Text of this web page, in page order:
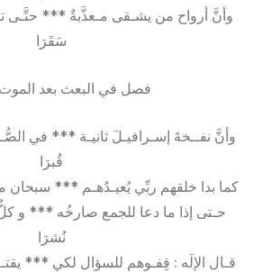
وأنَّ أرواح من يشـقى مـعذَّبةٌ *** حتَّـى
سَقَرَا
فصل في البعث بعد الموت
وأنَّ نفــخةَ إسـرافيـلَ ثانيـة *** في
قُبرَا
كما بدا خلقهم ربِّي يُعيـدُهـم *** سبحان
حـتى إذا ما دعا للجمع صارخُه *** و
نُشرَا
قـال الإلَه : قِفـوهم للسؤال لكي ***